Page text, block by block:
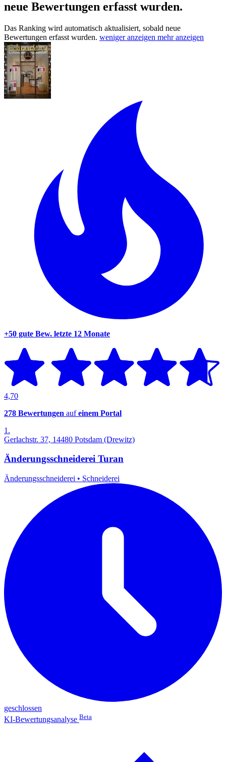
neue Bewertungen erfasst wurden.
Das Ranking wird automatisch aktualisiert, sobald neue
Bewertungen erfasst wurden. weniger anzeigen mehr anzeigen
+50 gute Bew. letzte 12 Monate
4,70
278 Bewertungen aufeinem Portal
1.
Gerlachstr. 37, 14480 Potsdam (Drewitz)
Änderungsschneiderei Turan
Änderungsschneiderei • Schneiderei
geschlossen
KI-Bewertungsanalyse Beta